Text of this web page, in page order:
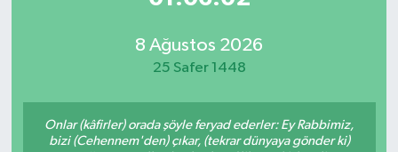
8 Ağustos 2026
25 Safer 1448
Onlar (kâfirler) orada şöyle feryad ederler: Ey Rabbimiz,
bizi (Cehennem'den) çıkar, (tekrar dünyaya gönder ki)
Teknoloji